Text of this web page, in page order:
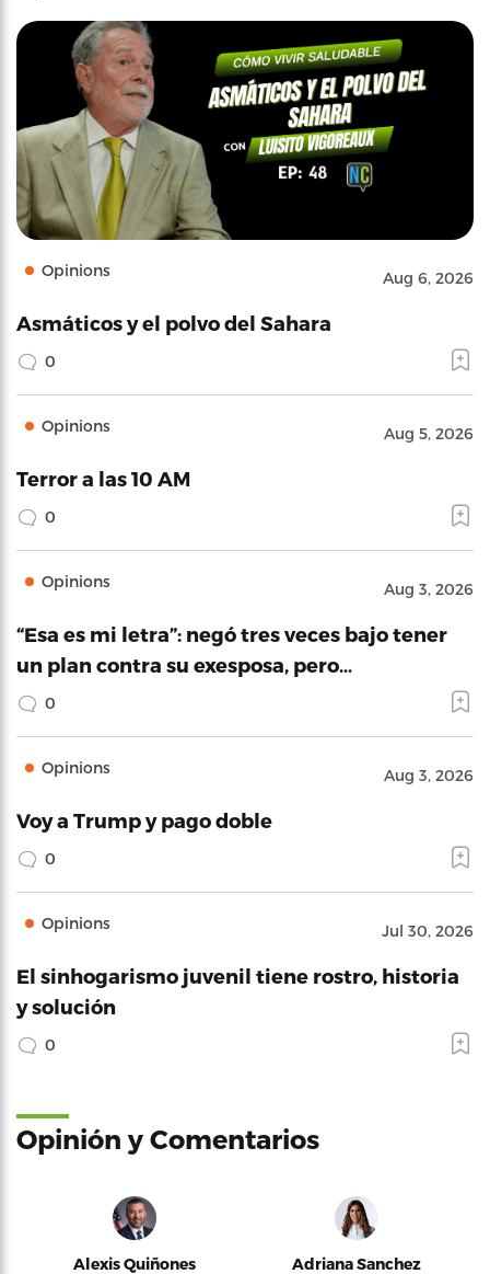
Opinions Aug 6, 2026
Asmáticos y el polvo del Sahara
0
Opinions Aug 5, 2026
Terror a las 10 AM
0
Opinions Aug 3, 2026
“Esa es mi letra”: negó tres veces bajo tener
un plan contra su exesposa, pero…
0
Opinions Aug 3, 2026
Voy a Trump y pago doble
0
Opinions Jul 30, 2026
El sinhogarismo juvenil tiene rostro, historia
y solución
0
Opinión y Comentarios
Alexis Quiñones Adriana Sanchez